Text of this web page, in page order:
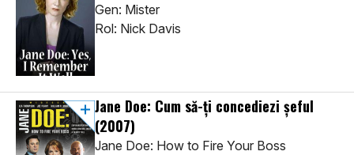
Gen: Mister
Rol: Nick Davis
Jane Doe: Cum să-ți concediezi șeful
(2007)
Jane Doe: How to Fire Your Boss